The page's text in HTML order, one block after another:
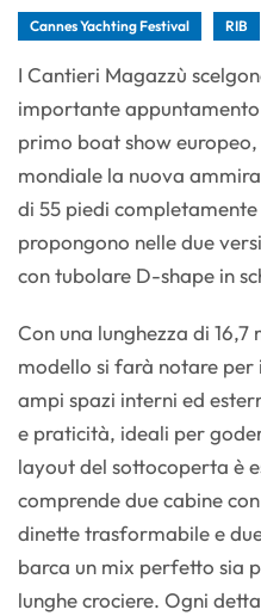
Cannes Yachting Festival RIB
I Cantieri Magazzù
importante
primo boat show
mondiale la nuova
di 55 piedi
propongono nelle due
con tubolare D-shape in
Con una lunghezza di
modello si farà notare per
ampi spazi interni ed
e praticità, ideali per
layout del sottocoperta è
comprende due cabine
dinette trasformabile e
barca un mix perfetto sia
lunghe crociere. Ogni